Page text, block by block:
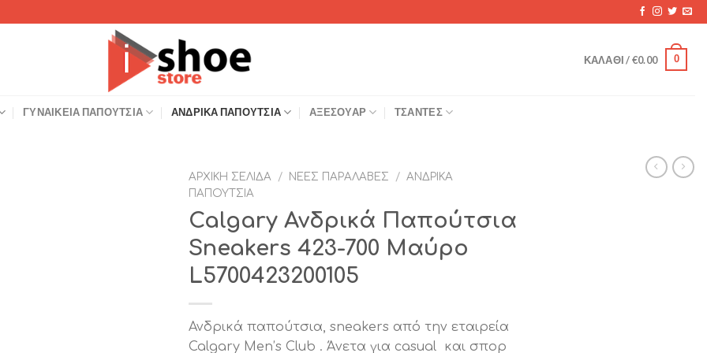
ΚΑΛΆΘΙ /€0.00 0
ΓΥΝΑΙΚΕΊΑ ΠΑΠΟΎΤΣΙΑ ΑΝΔΡΙΚΆ ΠΑΠΟΎΤΣΙΑ ΑΞΕΣΟΥΆΡ ΤΣΆΝΤΕΣ
ΑΡΧΙΚΉ ΣΕΛΊΔΑ / ΝΈΕΣ ΠΑΡΑΛΑΒΈΣ / ΑΝΔΡΙΚΆ
ΠΑΠΟΎΤΣΙΑ
Calgary Ανδρικά Παπούτσια
Sneakers 423-700 Μαύρο
L5700423200105
Ανδρικά παπούτσια, sneakers από την εταιρεία
Calgary Men’s Club . Άνετα για casual και σπορ